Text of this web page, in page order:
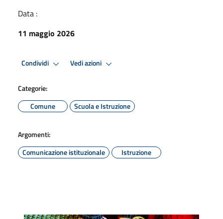
Data :
11 maggio 2026
Condividi Vedi azioni
Categorie:
Comune
Scuola e Istruzione
Argomenti:
Comunicazione istituzionale
Istruzione